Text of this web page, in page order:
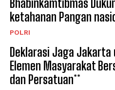
Bhabinkamtibmas
ketahanan Pangan
POLRI
Deklarasi Jaga
Elemen Masyarakat
dan Persatuan**